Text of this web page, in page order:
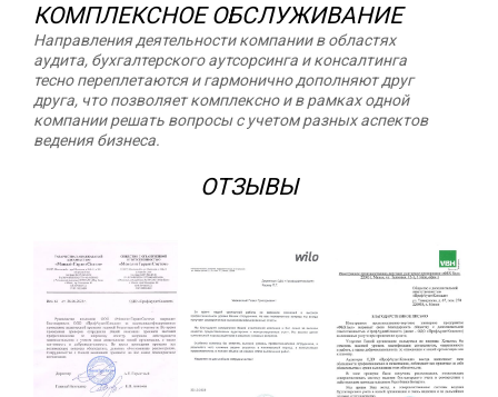
КОМПЛЕКСНОЕ ОБСЛУЖИВАНИЕ
Направления деятельности компании в областях
аудита, бухгалтерского аутсорсинга и консалтинга
тесно переплетаются и гармонично дополняют друг
друга, что позволяет комплексно и в рамках одной
компании решать вопросы с учетом разных аспектов
ведения бизнеса.
ОТЗЫВЫ